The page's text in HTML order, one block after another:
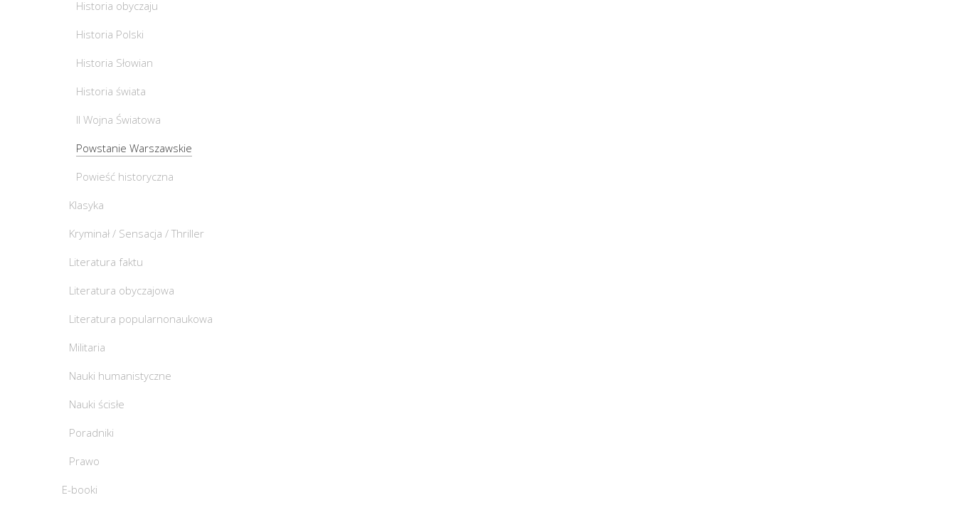
Historia obyczaju
Historia Polski
Historia Słowian
Historia świata
II Wojna Światowa
Powstanie Warszawskie
Powieść historyczna
Klasyka
Kryminał / Sensacja / Thriller
Literatura faktu
Literatura obyczajowa
Literatura popularnonaukowa
Militaria
Nauki humanistyczne
Nauki ścisłe
Poradniki
Prawo
E-booki